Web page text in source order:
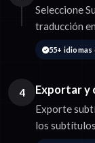
Seleccione
traducción
55+ idiomas
4 Exportar y
Exporte
los